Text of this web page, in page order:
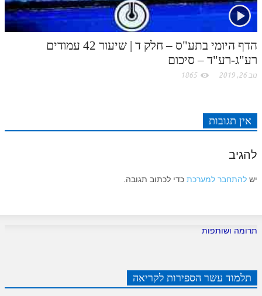
הדף היומי בתע"ס – חלק ד | שיעור 42 עמודים
רע"ג-רע"ד – סיכום
נוב 26, 2019 1865
אין תגובות
להגיב
יש להתחבר למערכת כדי לכתוב תגובה.
תרומה ושותפות
תלמוד עשר הספירות לקריאה